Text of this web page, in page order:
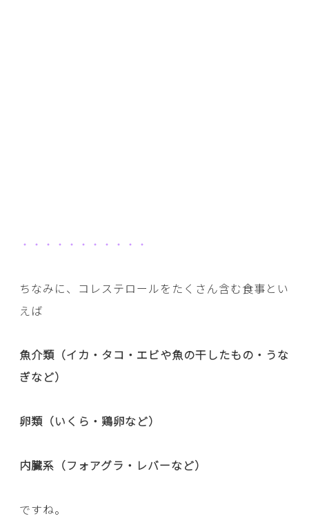
・・・・・・・・・・・
ちなみに、コレステロールをたくさん含む食事とい
えば
魚介類（イカ・タコ・エビや魚の干したもの・うな
ぎなど）
卵類（いくら・鶏卵など）
内臓系（フォアグラ・レバーなど）
ですね。